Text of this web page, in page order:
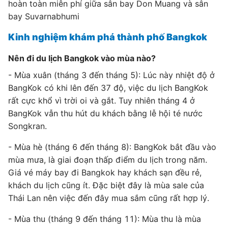
hoàn toàn miễn phí giữa sân bay Don Muang và sân
bay Suvarnabhumi
Kinh nghiệm khám phá thành phố Bangkok
Nên đi du lịch Bangkok vào mùa nào?
- Mùa xuân (tháng 3 đến tháng 5): Lúc này nhiệt độ ở
BangKok có khi lên đến 37 độ, việc du lịch BangKok
rất cực khổ vì trời oi và gắt. Tuy nhiên tháng 4 ở
BangKok vẫn thu hút du khách bằng lễ hội té nước
Songkran.
- Mùa hè (tháng 6 đến tháng 8): BangKok bắt đầu vào
mùa mưa, là giai đoạn thấp điểm du lịch trong năm.
Giá vé máy bay đi Bangkok hay khách sạn đều rẻ,
khách du lịch cũng ít. Đặc biệt đây là mùa sale của
Thái Lan nên việc đến đây mua sắm cũng rất hợp lý.
- Mùa thu (tháng 9 đến tháng 11): Mùa thu là mùa